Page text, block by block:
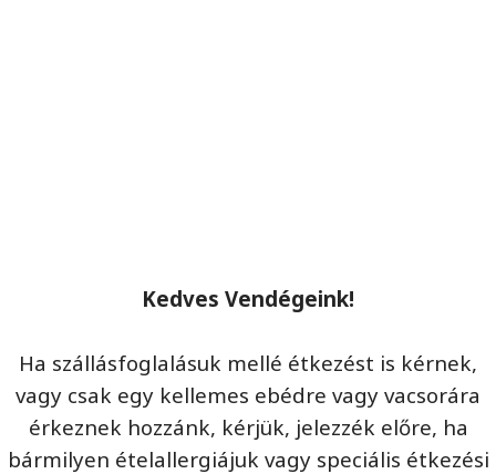
Kedves Vendégeink!
Ha szállásfoglalásuk mellé étkezést is kérnek,
vagy csak egy kellemes ebédre vagy vacsorára
érkeznek hozzánk, kérjük, jelezzék előre, ha
bármilyen ételallergiájuk vagy speciális étkezési